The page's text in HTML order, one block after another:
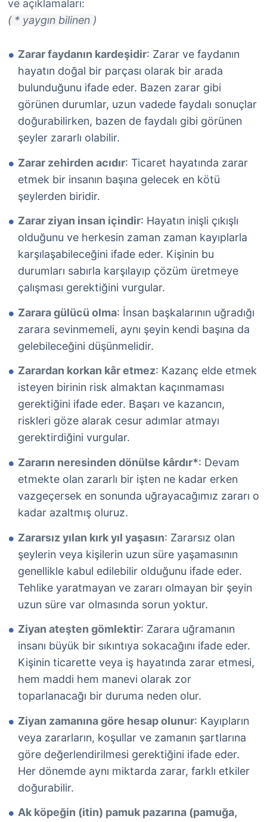
ve açıklamaları:
( * yaygın bilinen )
Zarar faydanın kardeşidir: Zarar ve faydanın
hayatın doğal bir parçası olarak bir arada
bulunduğunu ifade eder. Bazen zarar gibi
görünen durumlar, uzun vadede faydalı sonuçlar
doğurabilirken, bazen de faydalı gibi görünen
şeyler zararlı olabilir.
Zarar zehirden acıdır: Ticaret hayatında zarar
etmek bir insanın başına gelecek en kötü
şeylerden biridir.
Zarar ziyan insan içindir: Hayatın inişli çıkışlı
olduğunu ve herkesin zaman zaman kayıplarla
karşılaşabileceğini ifade eder. Kişinin bu
durumları sabırla karşılayıp çözüm üretmeye
çalışması gerektiğini vurgular.
Zarara gülücü olma: İnsan başkalarının uğradığı
zarara sevinmemeli, aynı şeyin kendi başına da
gelebileceğini düşünmelidir.
Zarardan korkan kâr etmez: Kazanç elde etmek
isteyen birinin risk almaktan kaçınmaması
gerektiğini ifade eder. Başarı ve kazancın,
riskleri göze alarak cesur adımlar atmayı
gerektirdiğini vurgular.
Zararın neresinden dönülse kârdır*: Devam
etmekte olan zararlı bir işten ne kadar erken
vazgeçersek en sonunda uğrayacağımız zararı o
kadar azaltmış oluruz.
Zararsız yılan kırk yıl yaşasın: Zararsız olan
şeylerin veya kişilerin uzun süre yaşamasının
genellikle kabul edilebilir olduğunu ifade eder.
Tehlike yaratmayan ve zararı olmayan bir şeyin
uzun süre var olmasında sorun yoktur.
Ziyan ateşten gömlektir: Zarara uğramanın
insanı büyük bir sıkıntıya sokacağını ifade eder.
Kişinin ticarette veya iş hayatında zarar etmesi,
hem maddi hem manevi olarak zor
toparlanacağı bir duruma neden olur.
Ziyan zamanına göre hesap olunur: Kayıpların
veya zararların, koşullar ve zamanın şartlarına
göre değerlendirilmesi gerektiğini ifade eder.
Her dönemde aynı miktarda zarar, farklı etkiler
doğurabilir.
Ak köpeğin (itin) pamuk pazarına (pamuğa,